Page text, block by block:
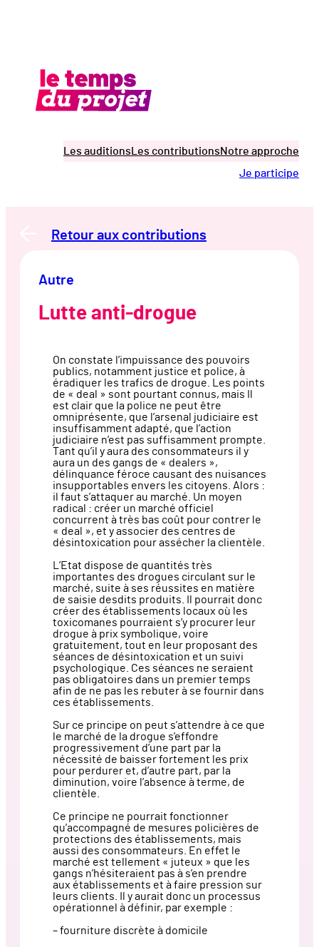
Les auditionsLes contributionsNotre approche
Je participe
Retour aux contributions
Autre
Lutte anti-drogue
On constate l’impuissance des pouvoirs
publics, notamment justice et police, à
éradiquer les trafics de drogue. Les points
de « deal » sont pourtant connus, mais Il
est clair que la police ne peut être
omniprésente, que l’arsenal judiciaire est
insuffisamment adapté, que l’action
judiciaire n’est pas suffisamment prompte.
Tant qu’il y aura des consommateurs il y
aura un des gangs de « dealers »,
délinquance féroce causant des nuisances
insupportables envers les citoyens. Alors :
il faut s’attaquer au marché. Un moyen
radical : créer un marché officiel
concurrent à très bas coût pour contrer le
« deal », et y associer des centres de
désintoxication pour assécher la clientèle.
L’Etat dispose de quantités très
importantes des drogues circulant sur le
marché, suite à ses réussites en matière
de saisie desdits produits. Il pourrait donc
créer des établissements locaux où les
toxicomanes pourraient s’y procurer leur
drogue à prix symbolique, voire
gratuitement, tout en leur proposant des
séances de désintoxication et un suivi
psychologique. Ces séances ne seraient
pas obligatoires dans un premier temps
afin de ne pas les rebuter à se fournir dans
ces établissements.
Sur ce principe on peut s’attendre à ce que
le marché de la drogue s’effondre
progressivement d’une part par la
nécessité de baisser fortement les prix
pour perdurer et, d’autre part, par la
diminution, voire l’absence à terme, de
clientèle.
Ce principe ne pourrait fonctionner
qu’accompagné de mesures policières de
protections des établissements, mais
aussi des consommateurs. En effet le
marché est tellement « juteux » que les
gangs n’hésiteraient pas à s’en prendre
aux établissements et à faire pression sur
leurs clients. Il y aurait donc un processus
opérationnel à définir, par exemple :
– fourniture discrète à domicile